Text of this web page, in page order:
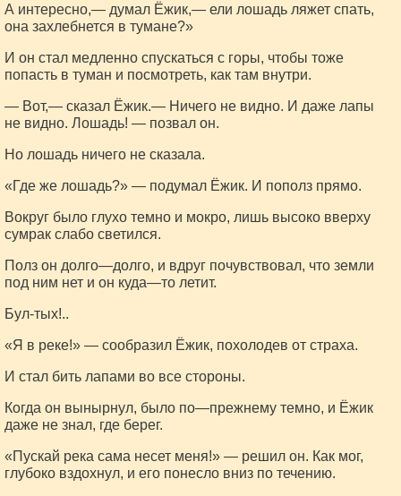
А интересно,— думал Ёжик,— ели лошадь ляжет спать,
она захлебнется в тумане?»
И он стал медленно спускаться с горы, чтобы тоже
попасть в туман и посмотреть, как там внутри.
— Вот,— сказал Ёжик.— Ничего не видно. И даже лапы
не видно. Лошадь! — позвал он.
Но лошадь ничего не сказала.
«Где же лошадь?» — подумал Ёжик. И пополз прямо.
Вокруг было глухо темно и мокро, лишь высоко вверху
сумрак слабо светился.
Полз он долго—долго, и вдруг почувствовал, что земли
под ним нет и он куда—то летит.
Бул-тых!..
«Я в реке!» — сообразил Ёжик, похолодев от страха.
И стал бить лапами во все стороны.
Когда он вынырнул, было по—прежнему темно, и Ёжик
даже не знал, где берег.
«Пускай река сама несет меня!» — решил он. Как мог,
глубоко вздохнул, и его понесло вниз по течению.